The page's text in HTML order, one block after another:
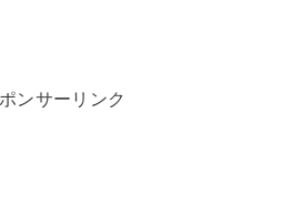
ンサーリンク